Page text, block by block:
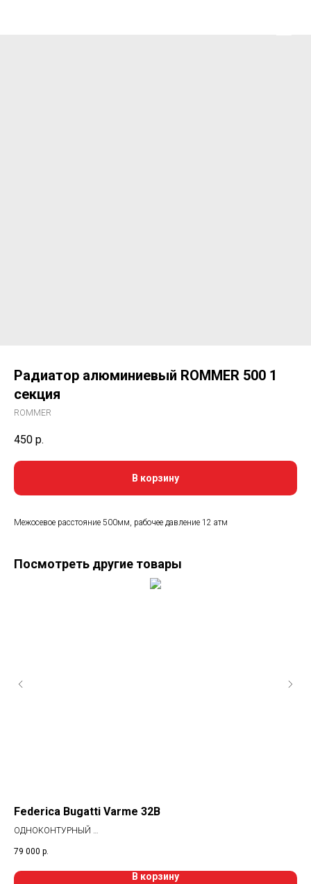
Радиатор алюминиевый ROMMER 500 1
секция
ROMMER
450 р.
В корзину
Межосевое расстояние 500мм, рабочее давление 12 атм
Посмотреть другие товары
Federica Bugatti Varme 32В
ОДНОКОНТУРНЫЙ
79 000 р.
В корзину